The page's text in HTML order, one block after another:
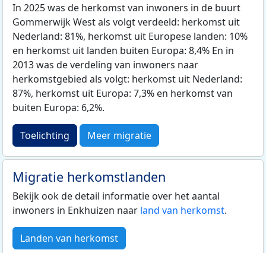
In 2025 was de herkomst van inwoners in de buurt
Gommerwijk West als volgt verdeeld: herkomst uit
Nederland: 81%, herkomst uit Europese landen: 10%
en herkomst uit landen buiten Europa: 8,4% En in
2013 was de verdeling van inwoners naar
herkomstgebied als volgt: herkomst uit Nederland:
87%, herkomst uit Europa: 7,3% en herkomst van
buiten Europa: 6,2%.
Toelichting Meer migratie
Migratie herkomstlanden
Bekijk ook de detail informatie over het aantal
inwoners in Enkhuizen naar land van herkomst.
Landen van herkomst